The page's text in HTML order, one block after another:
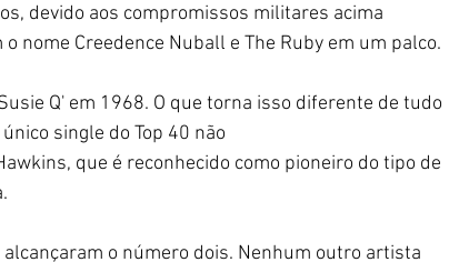
devido aos compromissos militares acima
nome Creedence Nuball e The Ruby em um palco.
Q' em 1968. O que torna isso diferente de tudo
single do Top 40 não
o número dois. Nenhum outro artista